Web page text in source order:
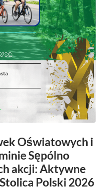
Oświatowych i
Sępólno
akcji: Aktywne
Polski 2026